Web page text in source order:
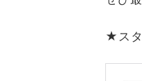
★スタ